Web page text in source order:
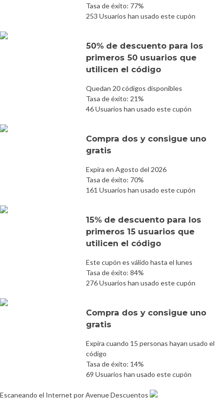
Tasa de éxito: 77%
253 Usuarios han usado este cupón
50% de descuento para los
primeros 50 usuarios que
utilicen el código
Quedan 20 códigos disponibles
Tasa de éxito: 21%
46 Usuarios han usado este cupón
Compra dos y consigue uno
gratis
Expira en Agosto del 2026
Tasa de éxito: 70%
161 Usuarios han usado este cupón
15% de descuento para los
primeros 15 usuarios que
utilicen el código
Este cupón es válido hasta el lunes
Tasa de éxito: 84%
276 Usuarios han usado este cupón
Compra dos y consigue uno
gratis
Expira cuando 15 personas hayan usado el
código
Tasa de éxito: 14%
69 Usuarios han usado este cupón
Escaneando el Internet por Avenue Descuentos